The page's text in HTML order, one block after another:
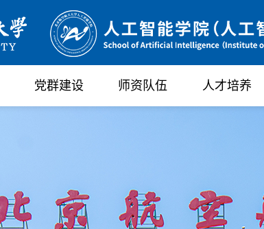
党群建设 师资队伍 人才培养